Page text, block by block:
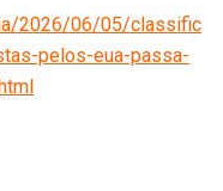
2026/06/05/classific
pelos-eua-passa-